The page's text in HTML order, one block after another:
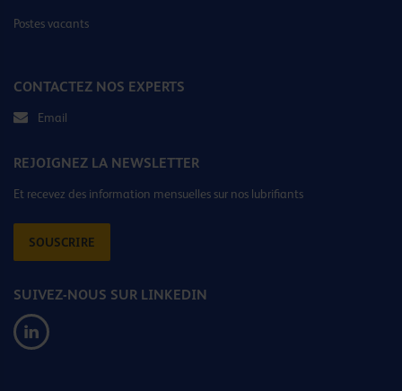
Postes vacants
CONTACTEZ NOS EXPERTS
Email
REJOIGNEZ LA NEWSLETTER
Et recevez des information mensuelles sur nos lubrifiants
SOUSCRIRE
SUIVEZ-NOUS SUR LINKEDIN